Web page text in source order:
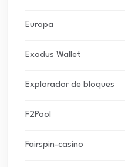
Europa
Exodus Wallet
Explorador de bloques
F2Pool
Fairspin-casino